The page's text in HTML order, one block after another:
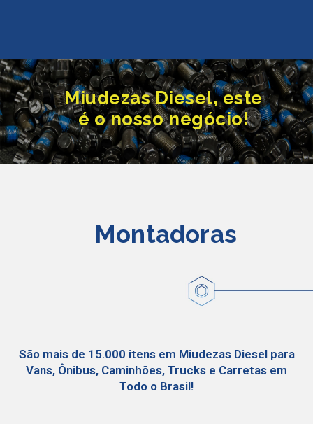
Miudezas Diesel, este
é o nosso negócio!
Montadoras
São mais de 15.000 itens em Miudezas Diesel para
Vans, Ônibus, Caminhões, Trucks e Carretas em
Todo o Brasil!